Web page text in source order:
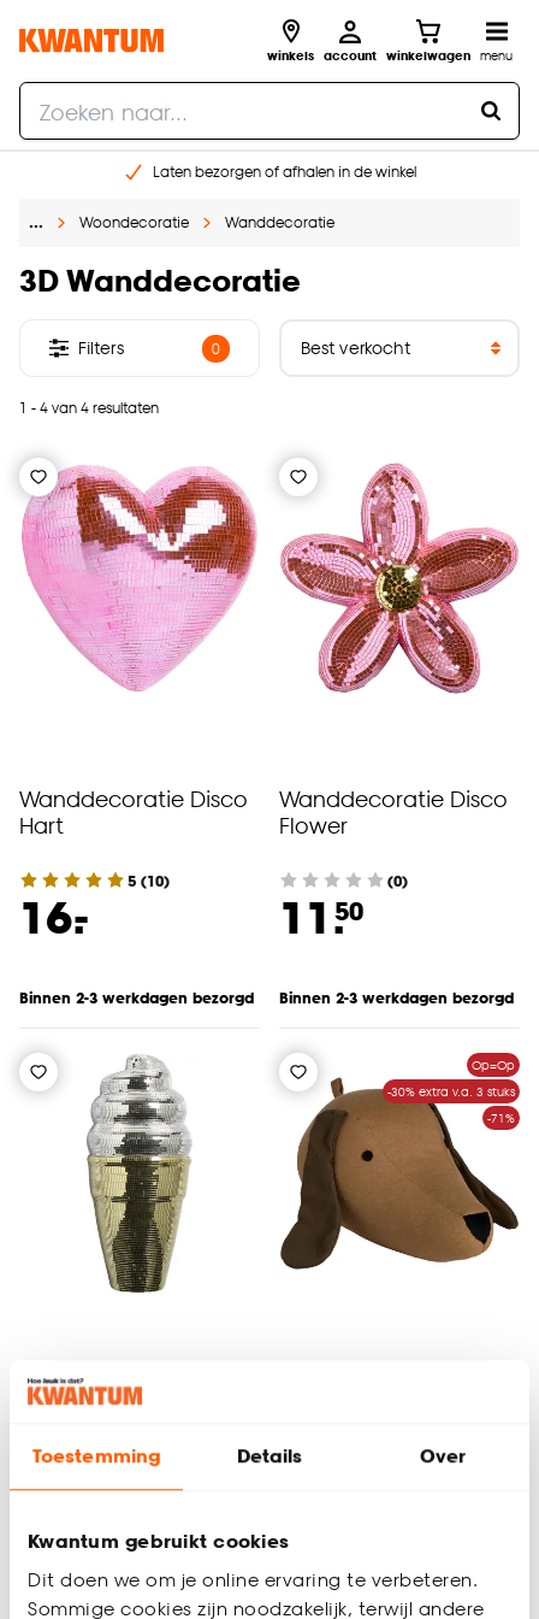
Toestemming Details Over
Kwantum gebruikt cookies
Dit doen we om je online ervaring te verbeteren.
Sommige cookies zijn noodzakelijk, terwijl andere
winkels account winkelwagen menu
Laten bezorgen of afhalen in de winkel
Gratis raam advies en inmeten aan huis
… Woondecoratie Wanddecoratie
3D Wanddecoratie
1 - 4 van 4 resultaten
Filters 0
Wanddecoratie Disco
Hart
5 (10)
16.
-
Binnen 2-3 werkdagen bezorgd
Wanddecoratie Disco
Flower
(0)
11.50
Binnen 2-3 werkdagen bezorgd
Wanddecoratie IJs
Binnen 2-3 werkdagen bezorgd
Op=Op
-30% extra v.a. 3 stuks
-71%
Binnen 2-3 werkdagen bezorgd